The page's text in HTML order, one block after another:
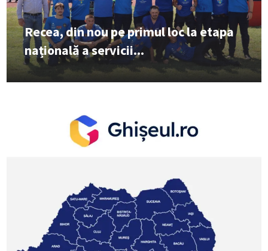
Recea, din nou pe primul loc la etapa
națională a servicii...